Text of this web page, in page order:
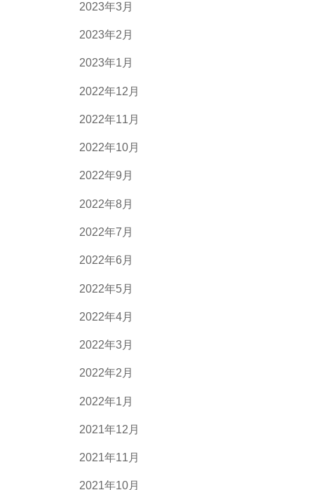
2023年3月
2023年2月
2023年1月
2022年12月
2022年11月
2022年10月
2022年9月
2022年8月
2022年7月
2022年6月
2022年5月
2022年4月
2022年3月
2022年2月
2022年1月
2021年12月
2021年11月
2021年10月